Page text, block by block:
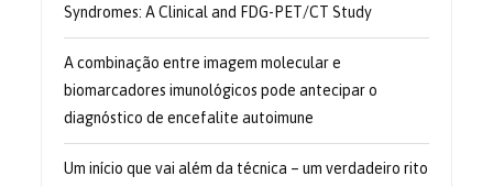
Syndromes: A Clinical and FDG-PET/CT Study
A combinação entre imagem molecular e
biomarcadores imunológicos pode antecipar o
diagnóstico de encefalite autoimune
Um início que vai além da técnica – um verdadeiro rito